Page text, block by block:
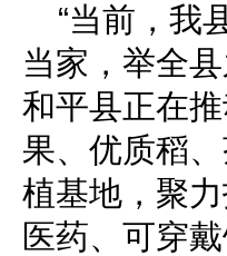
“当前，我
当家，举全
和平县正在
果、优质稻
植基地，聚
医药、可穿